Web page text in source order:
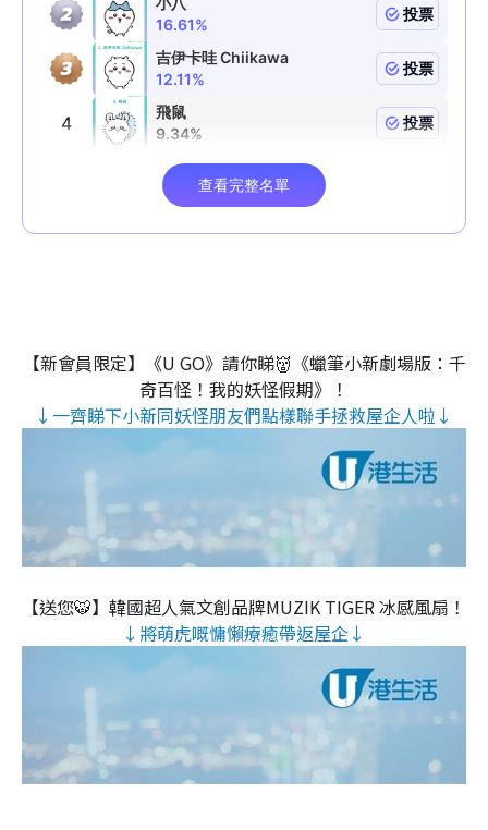
【新會員限定】《U GO》請你睇👹《蠟筆小新劇場版：千
奇百怪！我的妖怪假期》！
↓一齊睇下小新同妖怪朋友們點樣聯手拯救屋企人啦↓
【送您🐯】韓國超人氣文創品牌MUZIK TIGER 冰感風扇！
↓將萌虎嘅慵懶療癒帶返屋企↓